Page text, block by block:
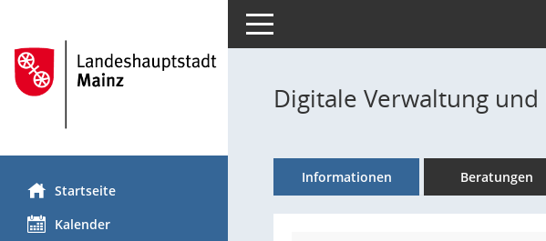
Startseite
Kalender
Toggle navigation
Digitale Verwaltung und
Informationen Beratungen